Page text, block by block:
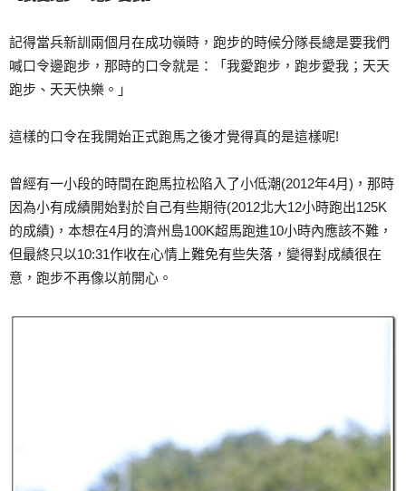
記得當兵新訓兩個月在成功嶺時，跑步的時候分隊長總是要我們
喊口令邊跑步，那時的口令就是：「我愛跑步，跑步愛我；天天
跑步、天天快樂。」
這樣的口令在我開始正式跑馬之後才覺得真的是這樣呢!
曾經有一小段的時間在跑馬拉松陷入了小低潮(2012年4月)，那時
因為小有成績開始對於自己有些期待(2012北大12小時跑出125K
的成績)，本想在4月的濟州島100K超馬跑進10小時內應該不難，
但最終只以10:31作收在心情上難免有些失落，變得對成績很在
意，跑步不再像以前開心。